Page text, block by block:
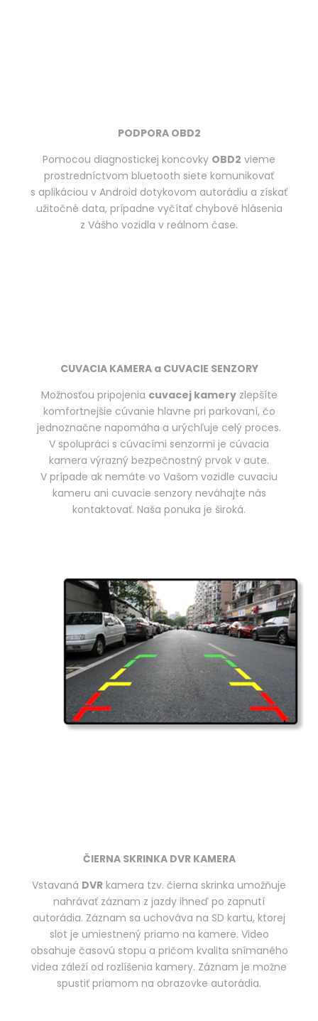
PODPORA OBD2
Pomocou diagnostickej koncovky OBD2 vieme
prostredníctvom bluetooth siete komunikovať
s aplikáciou v Android dotykovom autorádiu a získať
užitočné data, prípadne vyčítať chybové hlásenia
z Vášho vozidla v reálnom čase.
CUVACIA KAMERA a CUVACIE SENZORY
Možnosťou pripojenia cuvacej kameryzlepšíte
komfortnejšie cúvanie hlavne pri parkovaní, čo
jednoznačne napomáha a urýchľuje celý proces.
V spolupráci s cúvacími senzormi je cúvacia
kamera výrazný bezpečnostný prvok v aute.
V prípade ak nemáte vo Vašom vozidle cuvaciu
kameru ani cuvacie senzory neváhajte nás
kontaktovať. Naša ponuka je široká.
ČIERNA SKRINKA DVR KAMERA
Vstavaná DVR kamera tzv. čierna skrinka umožňuje
nahrávať záznam z jazdy ihneď po zapnutí
autorádia. Záznam sa uchováva na SD kartu, ktorej
slot je umiestnený priamo na kamere. Video
obsahuje časovú stopu a pričom kvalita snímaného
videa záleží od rozlíšenia kamery. Záznam je možne
spustiť priamom na obrazovke autorádia.